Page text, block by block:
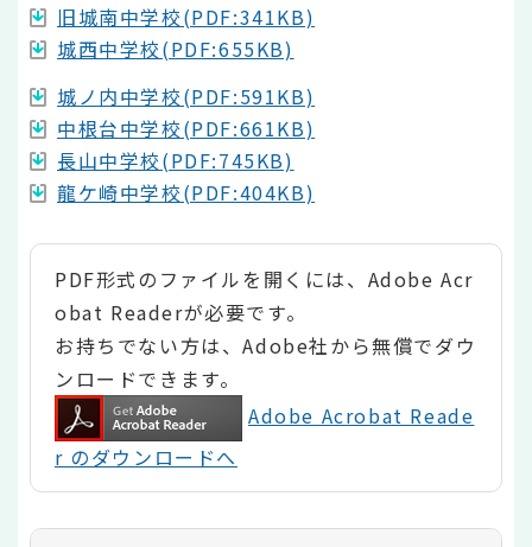
旧城南中学校(PDF:341KB)
城西中学校(PDF:655KB)
城ノ内中学校(PDF:591KB)
中根台中学校(PDF:661KB)
長山中学校(PDF:745KB)
龍ケ崎中学校(PDF:404KB)
PDF形式のファイルを開くには、Adobe Acr
obat Readerが必要です。
お持ちでない方は、Adobe社から無償でダウ
ンロードできます。
Adobe Acrobat Reade
r のダウンロードへ